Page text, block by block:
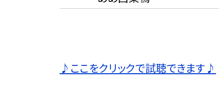
♪ここをクリックで試聴できます♪